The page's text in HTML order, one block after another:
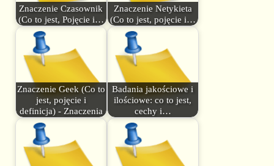
Znaczenie Czasownik
(Co to jest, Pojęcie i…
Znaczenie Netykieta
(Co to jest, pojęcie i…
Znaczenie Geek (Co to
jest, pojęcie i
definicja) - Znaczenia
Badania jakościowe i
ilościowe: co to jest,
cechy i…